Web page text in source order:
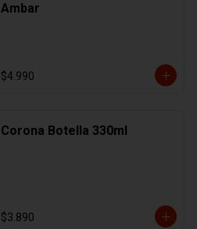
Ambar
$4.990
Corona Botella 330ml
$3.890